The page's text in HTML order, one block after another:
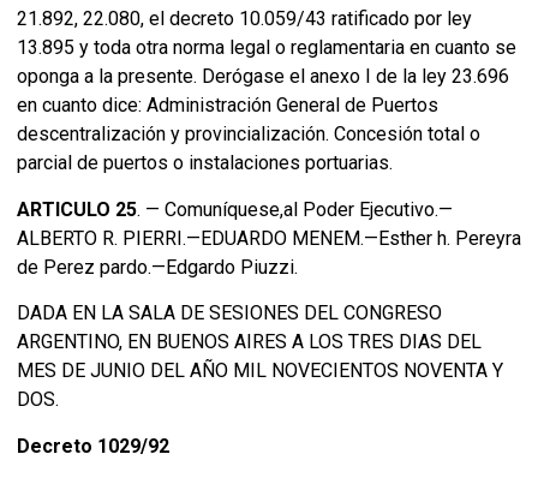
21.892, 22.080, el decreto 10.059/43 ratificado por ley
13.895 y toda otra norma legal o reglamentaria en cuanto se
oponga a la presente. Derógase el anexo I de la ley 23.696
en cuanto dice: Administración General de Puertos
descentralización y provincialización. Concesión total o
parcial de puertos o instalaciones portuarias.
ARTICULO 25. — Comuníquese,al Poder Ejecutivo.—
ALBERTO R. PIERRI.—EDUARDO MENEM.—Esther h. Pereyra
de Perez pardo.—Edgardo Piuzzi.
DADA EN LA SALA DE SESIONES DEL CONGRESO
ARGENTINO, EN BUENOS AIRES A LOS TRES DIAS DEL
MES DE JUNIO DEL AÑO MIL NOVECIENTOS NOVENTA Y
DOS.
Decreto 1029/92